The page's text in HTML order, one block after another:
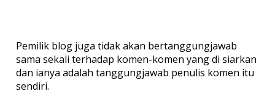
Pemilik blog juga tidak akan bertanggungjawab
sama sekali terhadap komen-komen yang di siarkan
dan ianya adalah tanggungjawab penulis komen itu
sendiri.